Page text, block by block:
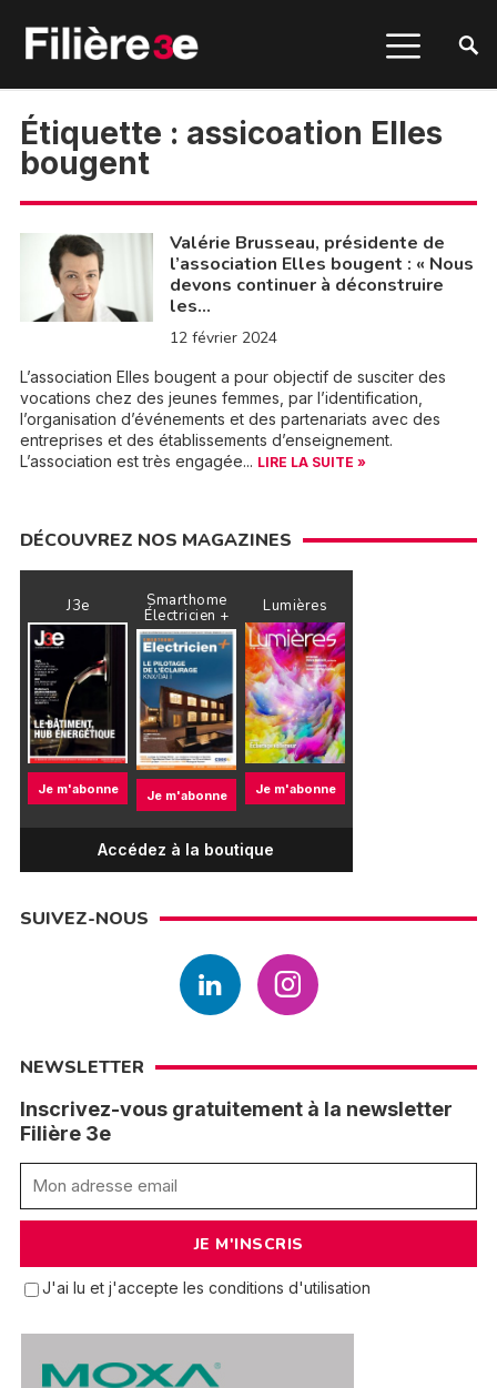
Étiquette : assicoation Elles
bougent
Valérie Brusseau, présidente de
l’association Elles bougent : « Nous
devons continuer à déconstruire
les…
12 février 2024
L’association Elles bougent a pour objectif de susciter des
vocations chez des jeunes femmes, par l’identification,
l’organisation d’événements et des partenariats avec des
entreprises et des établissements d’enseignement.
L’association est très engagée... LIRE LA SUITE »
DÉCOUVREZ NOS MAGAZINES
J3e
Je m'abonne
Smarthome
Électricien +
Je m'abonne
Lumières
Je m'abonne
Accédez à la boutique
SUIVEZ-NOUS
NEWSLETTER
Inscrivez-vous gratuitement à la newsletter
Filière 3e
J'ai lu et j'accepte les conditions d'utilisation